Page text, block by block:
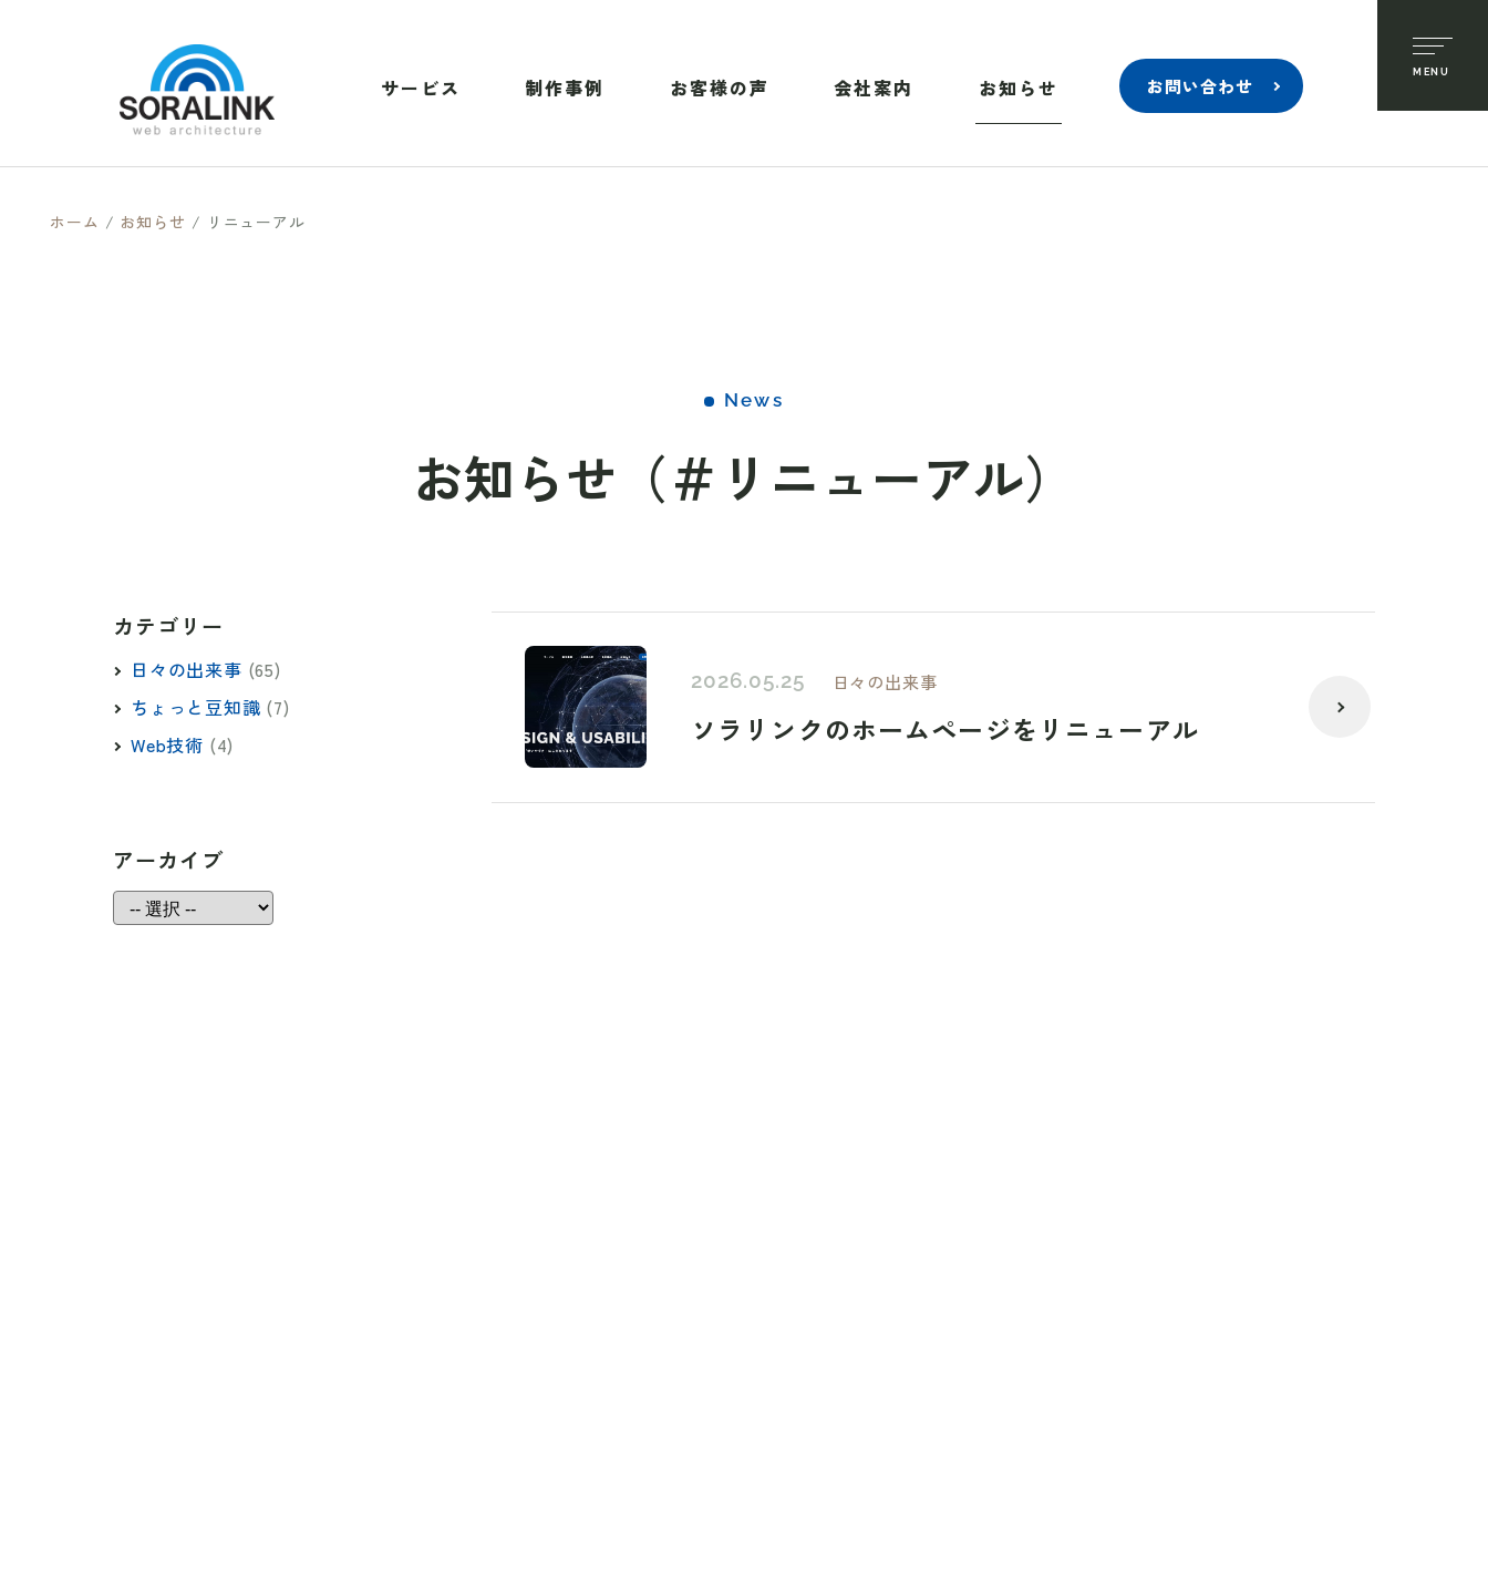
サービス 制作事例 お客様の声 会社案内 お知らせ お問い合わせ
ホーム / お知らせ / リニューアル
News
お知らせ（＃リニューアル）
2026.05.25 日々の出来事
ソラリンクのホームページをリニューアル
カテゴリー
日々の出来事 (65)
ちょっと豆知識 (7)
Web技術 (4)
アーカイブ